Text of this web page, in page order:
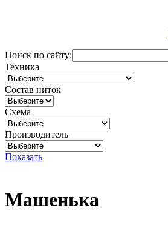
Поиск по сайту:
Техника
Состав ниток
Схема
Производитель
Показать
Машенька